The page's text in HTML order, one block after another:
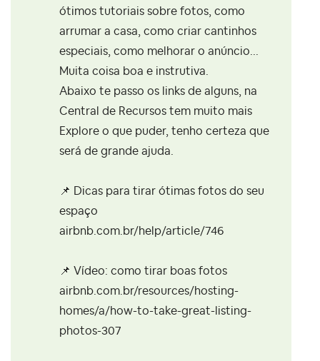
ótimos tutoriais sobre fotos, como
arrumar a casa, como criar cantinhos
especiais, como melhorar o anúncio...
Muita coisa boa e instrutiva.
Abaixo te passo os links de alguns, na
Central de Recursos tem muito mais
Explore o que puder, tenho certeza que
será de grande ajuda.
📌 Dicas para tirar ótimas fotos do seu
espaço
airbnb.com.br/help/article/746
📌 Vídeo: como tirar boas fotos
airbnb.com.br/resources/hosting-
homes/a/how-to-take-great-listing-
photos-307